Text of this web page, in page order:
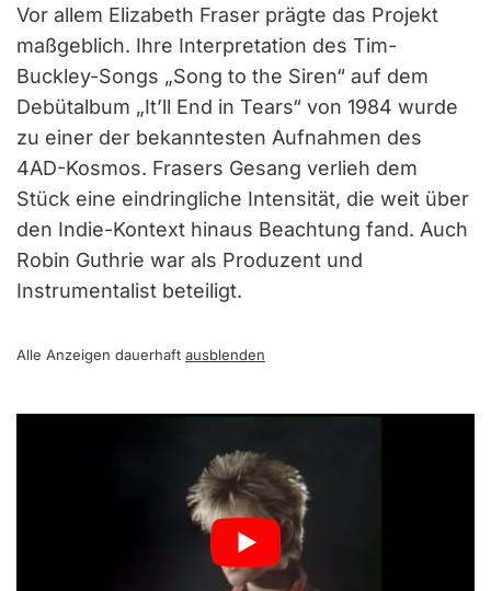
Vor allem Elizabeth Fraser prägte das Projekt
maßgeblich. Ihre Interpretation des Tim-
Buckley-Songs „Song to the Siren“ auf dem
Debütalbum „It’ll End in Tears“ von 1984 wurde
zu einer der bekanntesten Aufnahmen des
4AD-Kosmos. Frasers Gesang verlieh dem
Stück eine eindringliche Intensität, die weit über
den Indie-Kontext hinaus Beachtung fand. Auch
Robin Guthrie war als Produzent und
Instrumentalist beteiligt.
Alle Anzeigen dauerhaft ausblenden